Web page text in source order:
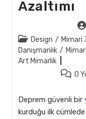
Azaltımı
Post
category:
Design / Mimari
Danışmanlık /
Art Mimarlık
Post0
Deprem güvenli bir
kurduğu ilk cümlede